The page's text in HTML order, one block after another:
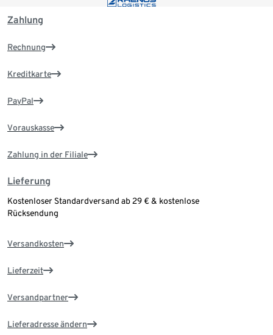
Zahlung
Rechnung
Kreditkarte
PayPal
Vorauskasse
Zahlung in der Filiale
Lieferung
Kostenloser Standardversand ab 29 € & kostenlose
Rücksendung
Versandkosten
Lieferzeit
Versandpartner
Lieferadresse ändern